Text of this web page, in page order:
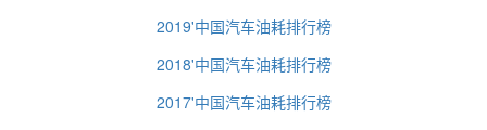
2019'中国汽车油耗排行榜
2018'中国汽车油耗排行榜
2017'中国汽车油耗排行榜